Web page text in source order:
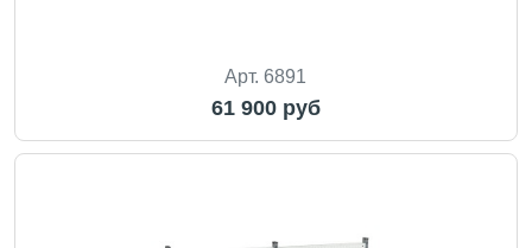
Арт. 6891
61 900 руб